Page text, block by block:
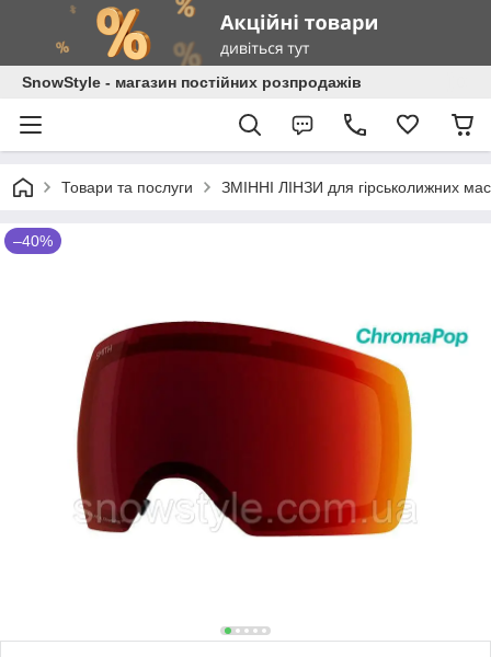
SnowStyle - магазин постійних розпродажів
Товари та послуги ЗМІННІ ЛІНЗИ для гірськолижних
–40%